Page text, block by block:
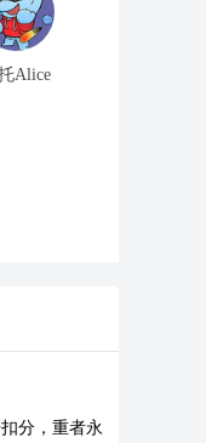
Alice
分，重者永